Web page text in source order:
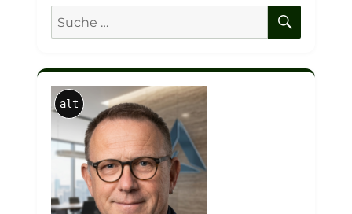
Suche
nach:
alt